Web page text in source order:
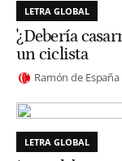
LETRA GLOBAL
'¿Debería
un ciclista
Ramón de España
LETRA GLOBAL